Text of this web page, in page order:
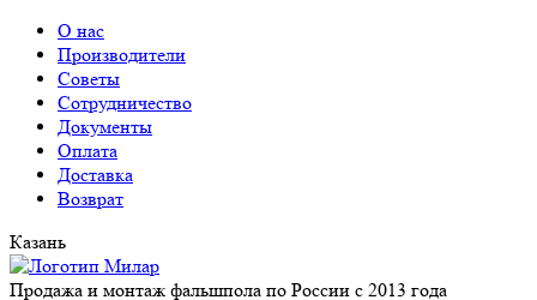
О нас
Производители
Советы
Сотрудничество
Документы
Оплата
Доставка
Возврат
Казань
Продажа и монтаж фальшпола по России с 2013 года